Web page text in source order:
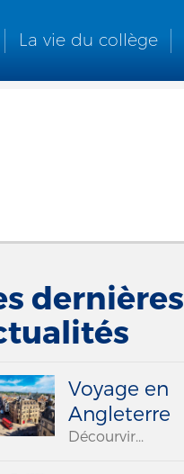
La vie du collège
dernières
Voyage en
Angleterre
Décourvir...